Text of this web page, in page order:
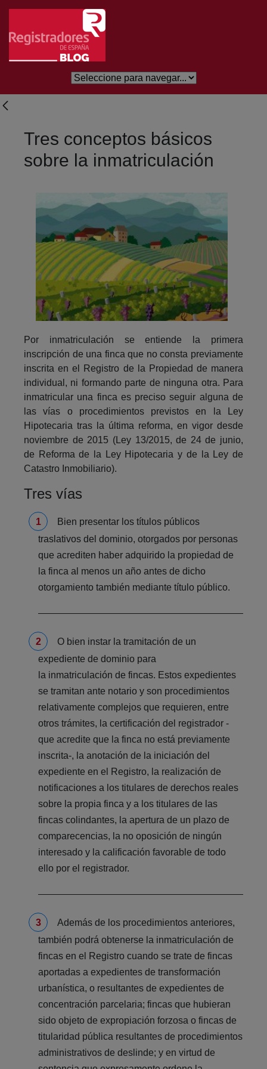
Salta al contingut principal
Tres conceptos básicos
sobre la inmatriculación
Por inmatriculación se entiende la primera
inscripción de una finca que no consta previamente
inscrita en el Registro de la Propiedad de manera
individual, ni formando parte de ninguna otra. Para
inmatricular una finca es preciso seguir alguna de
las vías o procedimientos previstos en la Ley
Hipotecaria tras la última reforma, en vigor desde
noviembre de 2015 (Ley 13/2015, de 24 de junio,
de Reforma de la Ley Hipotecaria y de la Ley de
Catastro Inmobiliario).
Tres vías
Bien presentar los títulos públicos
traslativos del dominio, otorgados por personas
que acrediten haber adquirido la propiedad de
la finca al menos un año antes de dicho
otorgamiento también mediante título público.
O bien instar la tramitación de un
expediente de dominio para
la inmatriculación de fincas. Estos expedientes
se tramitan ante notario y son procedimientos
relativamente complejos que requieren, entre
otros trámites, la certificación del registrador -
que acredite que la finca no está previamente
inscrita-, la anotación de la iniciación del
expediente en el Registro, la realización de
notificaciones a los titulares de derechos reales
sobre la propia finca y a los titulares de las
fincas colindantes, la apertura de un plazo de
comparecencias, la no oposición de ningún
interesado y la calificación favorable de todo
ello por el registrador.
Además de los procedimientos anteriores,
también podrá obtenerse la inmatriculación de
fincas en el Registro cuando se trate de fincas
aportadas a expedientes de transformación
urbanística, o resultantes de expedientes de
concentración parcelaria; fincas que hubieran
sido objeto de expropiación forzosa o fincas de
titularidad pública resultantes de procedimientos
administrativos de deslinde; y en virtud de